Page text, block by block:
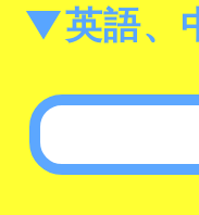
▼英語、